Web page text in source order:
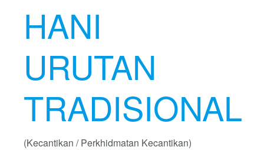
HANI
URUTAN
TRADISIONAL
(Kecantikan / Perkhidmatan Kecantikan)